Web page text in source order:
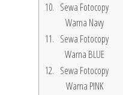
Sewa Fotocopy
Warna Navy
Sewa Fotocopy
Warna BLUE
Sewa Fotocopy
Warna PINK